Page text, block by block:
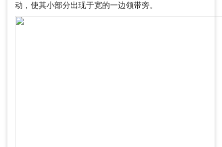
动，使其小部分出现于宽的一边领带旁。